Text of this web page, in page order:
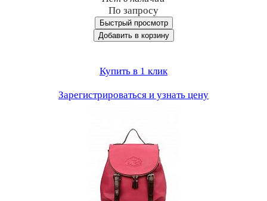
По запросу
Быстрый просмотр
Добавить в корзину
Купить в 1 клик
Зарегистрироваться и узнать цену